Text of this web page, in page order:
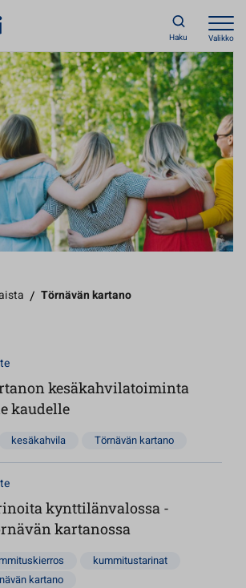
Haku Valikko
/ Törnävän kartano
kesäkahvilatoiminta
kaudelle
kesäkahvila Törnävän kartano
kynttilänvalossa -
kartanossa
kummitustarinat
kartano